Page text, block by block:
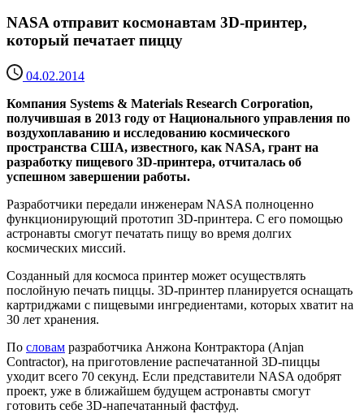
NASA отправит космонавтам 3D-принтер,
который печатает пиццу
04.02.2014
Компания Systems & Materials Research Corporation,
получившая в 2013 году от Национального управления по
воздухоплаванию и исследованию космического
пространства США, известного, как NASA, грант на
разработку пищевого 3D-принтера, отчиталась об
успешном завершении работы.
Разработчики передали инженерам NASA полноценно
функционирующий прототип 3D-принтера. С его помощью
астронавты смогут печатать пищу во время долгих
космических миссий.
Созданный для космоса принтер может осуществлять
послойную печать пиццы. 3D-принтер планируется оснащать
картриджами с пищевыми ингредиентами, которых хватит на
30 лет хранения.
По словам разработчика Анжона Контрактора (Anjan
Contractor), на приготовление распечатанной 3D-пиццы
уходит всего 70 секунд. Если представители NASA одобрят
проект, уже в ближайшем будущем астронавты смогут
готовить себе 3D-напечатанный фастфуд.